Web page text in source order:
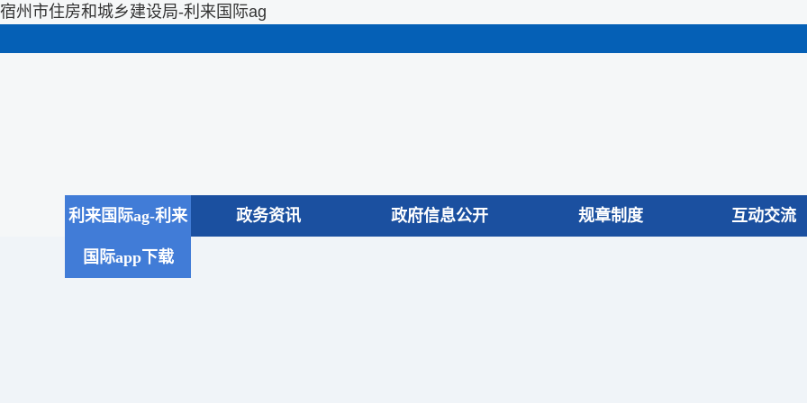
宿州市住房和城乡建设局-利来国际ag
利来国际ag-利来
国际app下载
政务资讯 政府信息公开 规章制度 互动交流